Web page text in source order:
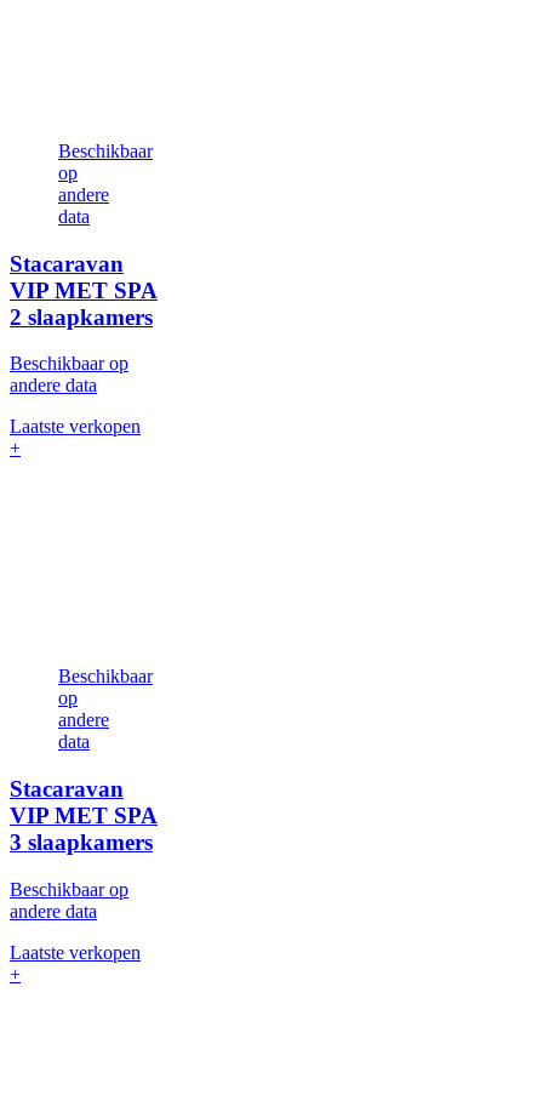
Beschikbaar
op
andere
data
Stacaravan
VIP MET SPA
2 slaapkamers
Beschikbaar op
andere data
Laatste verkopen
+
Beschikbaar
op
andere
data
Stacaravan
VIP MET SPA
3 slaapkamers
Beschikbaar op
andere data
Laatste verkopen
+